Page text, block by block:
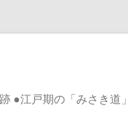
●江戸期の「みさき道」